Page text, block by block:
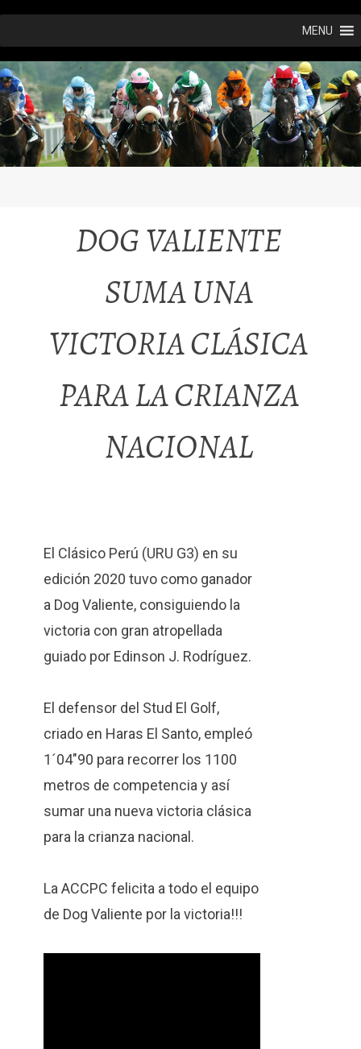
Ir
al
contenido
MENU
DOG VALIENTE
SUMA UNA
VICTORIA CLÁSICA
PARA LA CRIANZA
NACIONAL
El Clásico Perú (URU G3) en su
edición 2020 tuvo como ganador
a Dog Valiente, consiguiendo la
victoria con gran atropellada
guiado por Edinson J. Rodríguez.
El defensor del Stud El Golf,
criado en Haras El Santo, empleó
1´04″90 para recorrer los 1100
metros de competencia y así
sumar una nueva victoria clásica
para la crianza nacional.
La ACCPC felicita a todo el equipo
de Dog Valiente por la victoria!!!